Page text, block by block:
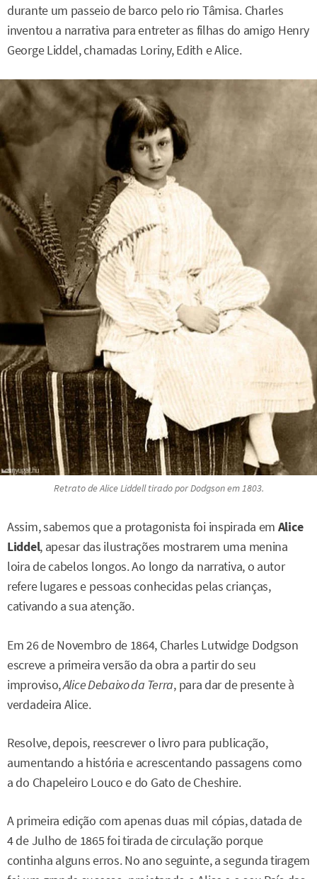
durante um passeio de barco pelo rio Tâmisa. Charles
inventou a narrativa para entreter as filhas do amigo Henry
George Liddel, chamadas Loriny, Edith e Alice.
Retrato de Alice Liddell tirado por Dodgson em 1803.
Assim, sabemos que a protagonista foi inspirada em Alice
Liddel, apesar das ilustrações mostrarem uma menina
loira de cabelos longos. Ao longo da narrativa, o autor
refere lugares e pessoas conhecidas pelas crianças,
cativando a sua atenção.
Em 26 de Novembro de 1864, Charles Lutwidge Dodgson
escreve a primeira versão da obra a partir do seu
improviso,Alice Debaixo da Terra, para dar de presente à
verdadeira Alice.
Resolve, depois, reescrever o livro para publicação,
aumentando a história e acrescentando passagens como
a do Chapeleiro Louco e do Gato de Cheshire.
A primeira edição com apenas duas mil cópias, datada de
4 de Julho de 1865 foi tirada de circulação porque
continha alguns erros. No ano seguinte, a segunda tiragem